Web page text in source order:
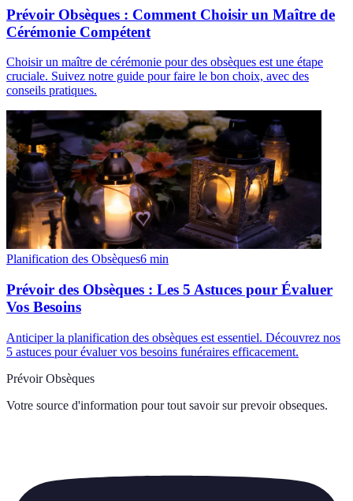
Prévoir Obsèques : Comment Choisir un Maître de
Cérémonie Compétent
Choisir un maître de cérémonie pour des obsèques est une étape
cruciale. Suivez notre guide pour faire le bon choix, avec des
conseils pratiques.
Planification des Obsèques6 min
Prévoir des Obsèques : Les 5 Astuces pour Évaluer
Vos Besoins
Anticiper la planification des obsèques est essentiel. Découvrez nos
5 astuces pour évaluer vos besoins funéraires efficacement.
Prévoir Obsèques
Votre source d'information pour tout savoir sur prevoir obseques.